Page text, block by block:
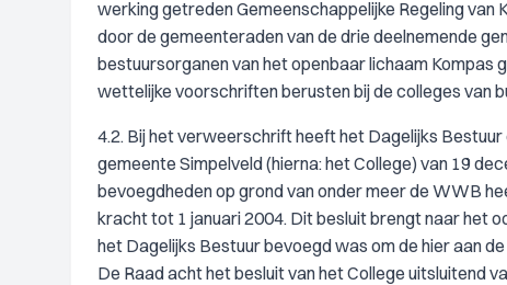
werking getreden Gemeenschappelijke Regeling van
door de gemeenteraden van de drie deelnemende
bestuursorganen van het openbaar lichaam Kompas
wettelijke voorschriften berusten bij de colleges van
4.2. Bij het verweerschrift heeft het Dagelijks
gemeente Simpelveld (hierna: het College) van 19
bevoegdheden op grond van onder meer de WWB
kracht tot 1 januari 2004. Dit besluit brengt naar het
het Dagelijks Bestuur bevoegd was om de hier aan
De Raad acht het besluit van het College uitsluitend